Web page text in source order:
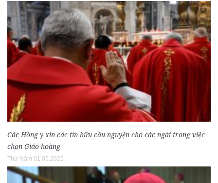
Các Hồng y xin các tín hữu cầu nguyện cho các ngài trong việc
chọn Giáo hoàng
Thứ Năm 01.05.2025